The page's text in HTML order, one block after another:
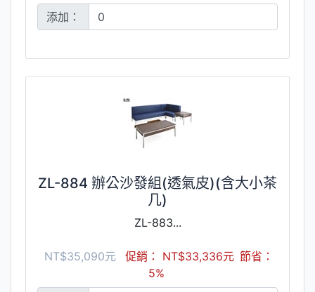
添加：
ZL-884 辦公沙發組(透氣皮)(含大小茶
几)
ZL-883...
NT$35,090元 促銷： NT$33,336元 節省：
5%